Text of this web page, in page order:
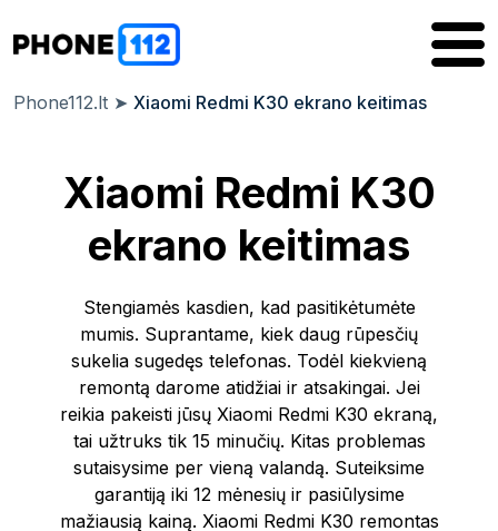
Phone112.lt ➤ Xiaomi Redmi K30 ekrano keitimas
Xiaomi Redmi K30
ekrano keitimas
Stengiamės kasdien, kad pasitikėtumėte
mumis. Suprantame, kiek daug rūpesčių
sukelia sugedęs telefonas. Todėl kiekvieną
remontą darome atidžiai ir atsakingai. Jei
reikia pakeisti jūsų Xiaomi Redmi K30 ekraną,
tai užtruks tik 15 minučių. Kitas problemas
sutaisysime per vieną valandą. Suteiksime
garantiją iki 12 mėnesių ir pasiūlysime
mažiausią kainą. Xiaomi Redmi K30 remontas